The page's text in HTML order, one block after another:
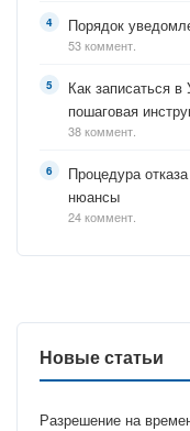
Порядок
53 коммент.
Как записаться
пошаговая
38 коммент.
Процедура
нюансы
24 коммент.
Новые статьи
Разрешение на